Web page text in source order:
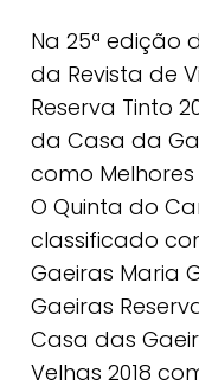
Na 25ª edição
da Revista de
Reserva Tinto
da Casa da
como Melhores
O Quinta do
classificado
Gaeiras Maria
Gaeiras
Casa das
Velhas 2018